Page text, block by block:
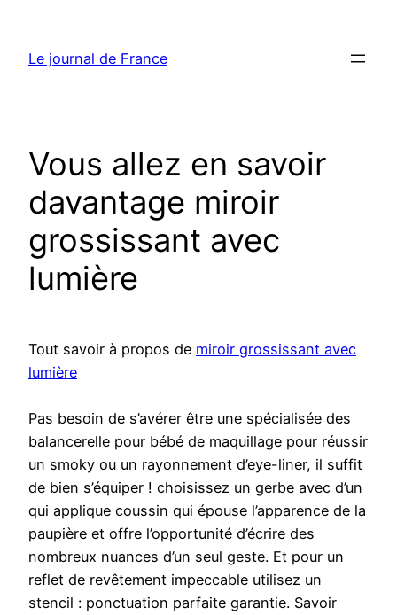
contenu
Le journal de France
Vous allez en savoir
davantage miroir
grossissant avec
lumière
Tout savoir à propos de miroir grossissant avec
lumière
Pas besoin de s’avérer être une spécialisée des
balancerelle pour bébé de maquillage pour réussir
un smoky ou un rayonnement d’eye-liner, il suffit
de bien s’équiper ! choisissez un gerbe avec d’un
qui applique coussin qui épouse l’apparence de la
paupière et offre l’opportunité d’écrire des
nombreux nuances d’un seul geste. Et pour un
reflet de revêtement impeccable utilisez un
stencil : ponctuation parfaite garantie. Savoir